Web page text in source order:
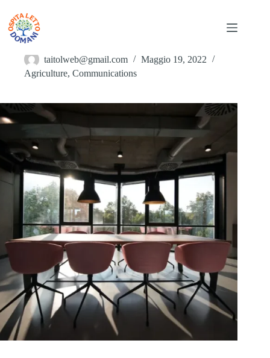
contenuto
Aliquam Eleifend Nulla Posuere Sollicitudin
taitolweb@gmail.com
Maggio 19, 2022
Agriculture, Communications